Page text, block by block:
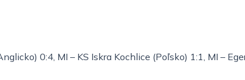
0:4, MI – KS Iskra Kochlice (Poľsko) 1:1, MI –